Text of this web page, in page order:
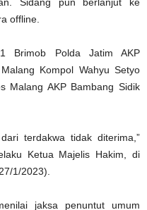
offline.
Brimob Polda Jatim AKP
Kompol Wahyu Setyo
Malang AKP Bambang Sidik
terdakwa tidak diterima,”
Ketua Majelis Hakim, di
1/2023).
jaksa penuntut umum